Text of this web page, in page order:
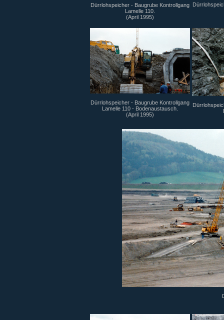
Dürrlohspeicher - Baugrube Kontrollgang
Lamelle 110.
(April 1995)
Dürrlohspeicher - Baugrube Kontrollgang
Lamelle 110 - Bodenaustausch.
(April 1995)